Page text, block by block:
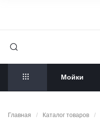
Мойки
Главная / Каталог товаров /